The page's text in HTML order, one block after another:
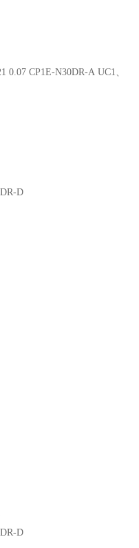
0.07 CP1E-N30DR-A UC1、
D
D